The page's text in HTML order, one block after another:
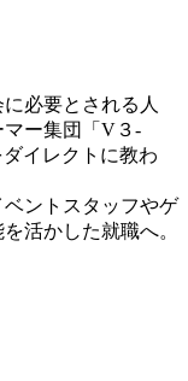
必要とされる人
ー集団「V３-
イレクトに教わ
ントスタッフやゲ
活かした就職へ。